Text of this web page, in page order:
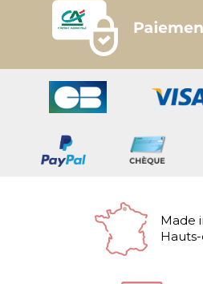
Made